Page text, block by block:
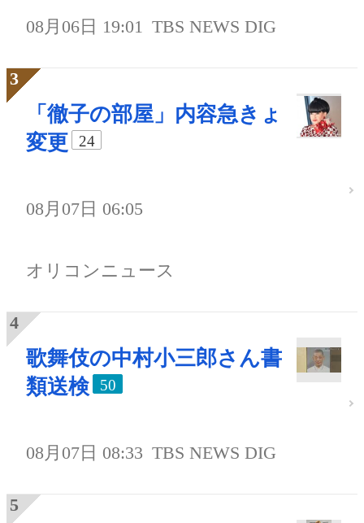
08月06日 19:01 TBS NEWS DIG
「徹子の部屋」内容急きょ
変更
24
08月07日 06:05
オリコンニュース
歌舞伎の中村小三郎さん書
類送検
50
08月07日 08:33 TBS NEWS DIG